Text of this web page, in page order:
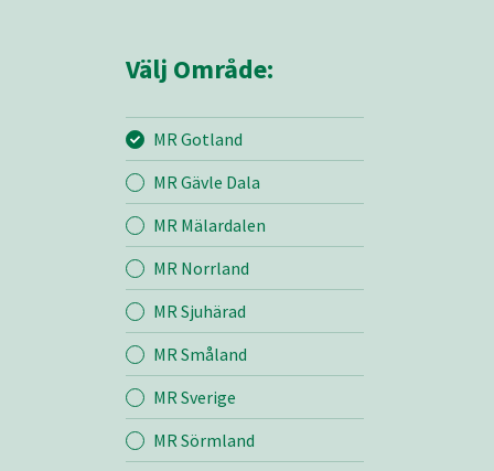
Mina sidor
MR Gotland
Entreprenad
Bemanning
Välj Område:
MR Gotland
MR Gävle Dala
MR Mälardalen
MR Norrland
MR Sjuhärad
MR Småland
MR Sverige
MR Sörmland